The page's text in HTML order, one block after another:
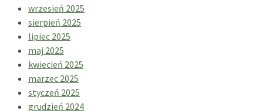
wrzesień 2025
sierpień 2025
lipiec 2025
maj 2025
kwiecień 2025
marzec 2025
styczeń 2025
grudzień 2024